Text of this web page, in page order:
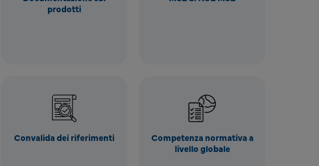
prodotti
Convalida dei riferimenti
Competenza normativa a
livello globale